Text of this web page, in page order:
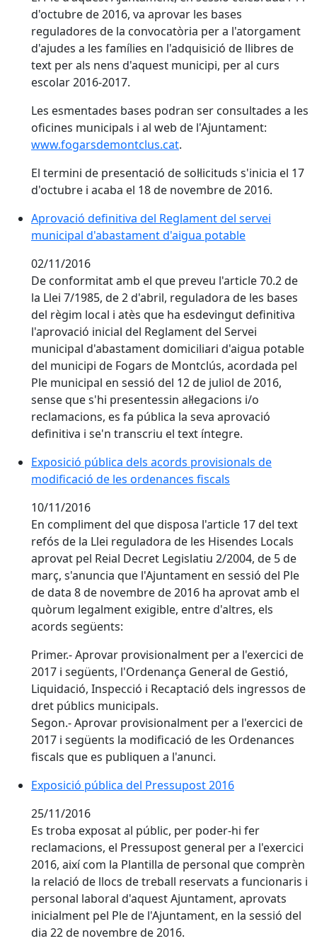
d'octubre de 2016, va aprovar les bases
reguladores de la convocatòria per a l'atorgament
d'ajudes a les famílies en l'adquisició de llibres de
text per als nens d'aquest municipi, per al curs
escolar 2016-2017.
Les esmentades bases podran ser consultades a les
oficines municipals i al web de l'Ajuntament:
www.fogarsdemontclus.cat.
El termini de presentació de sol·licituds s'inicia el 17
d'octubre i acaba el 18 de novembre de 2016.
Aprovació definitiva del Reglament del servei
municipal d'abastament d'aigua potable
02/11/2016
De conformitat amb el que preveu l'article 70.2 de
la Llei 7/1985, de 2 d'abril, reguladora de les bases
del règim local i atès que ha esdevingut definitiva
l'aprovació inicial del Reglament del Servei
municipal d'abastament domiciliari d'aigua potable
del municipi de Fogars de Montclús, acordada pel
Ple municipal en sessió del 12 de juliol de 2016,
sense que s'hi presentessin al·legacions i/o
reclamacions, es fa pública la seva aprovació
definitiva i se'n transcriu el text íntegre.
Exposició pública dels acords provisionals de
modificació de les ordenances fiscals
10/11/2016
En compliment del que disposa l'article 17 del text
refós de la Llei reguladora de les Hisendes Locals
aprovat pel Reial Decret Legislatiu 2/2004, de 5 de
març, s'anuncia que l'Ajuntament en sessió del Ple
de data 8 de novembre de 2016 ha aprovat amb el
quòrum legalment exigible, entre d'altres, els
acords següents:
Primer.- Aprovar provisionalment per a l'exercici de
2017 i següents, l'Ordenança General de Gestió,
Liquidació, Inspecció i Recaptació dels ingressos de
dret públics municipals.
Segon.- Aprovar provisionalment per a l'exercici de
2017 i següents la modificació de les Ordenances
fiscals que es publiquen a l'anunci.
Exposició pública del Pressupost 2016
25/11/2016
Es troba exposat al públic, per poder-hi fer
reclamacions, el Pressupost general per a l'exercici
2016, així com la Plantilla de personal que comprèn
la relació de llocs de treball reservats a funcionaris i
personal laboral d'aquest Ajuntament, aprovats
inicialment pel Ple de l'Ajuntament, en la sessió del
dia 22 de novembre de 2016.